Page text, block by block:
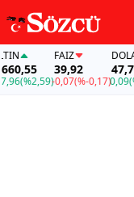
(%2,59)
FAİZ
39,92
-0,07(%-0,17)
DOLAR
47,71
0,09